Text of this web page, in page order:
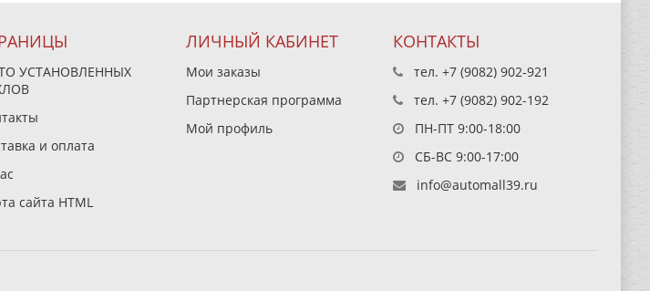
УСТАНОВЛЕННЫХ
и оплата
сайта HTML
ЛИЧНЫЙ КАБИНЕТ
Мои заказы
Партнерская программа
Мой профиль
КОНТАКТЫ
тел.+7 (9082) 902-921
тел.+7 (9082) 902-192
ПН-ПТ 9:00-18:00
СБ-ВС 9:00-17:00
info@automall39.ru